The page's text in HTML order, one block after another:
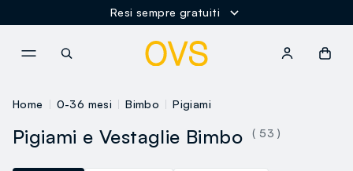
Resi sempre gratuiti
Home 0-36 mesi Bimbo Pigiami
Pigiami e Vestaglie Bimbo ( 53 )